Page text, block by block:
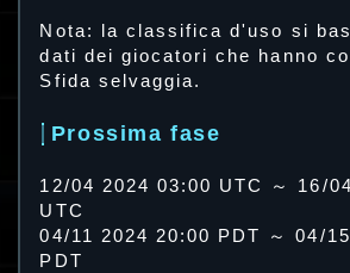
Nota: la classifica d'uso si
dati dei giocatori che hanno
Sfida selvaggia.
Prossima fase
12/04 2024 03:00 UTC ～ 16/
UTC
04/11 2024 20:00 PDT ～ 04/
PDT